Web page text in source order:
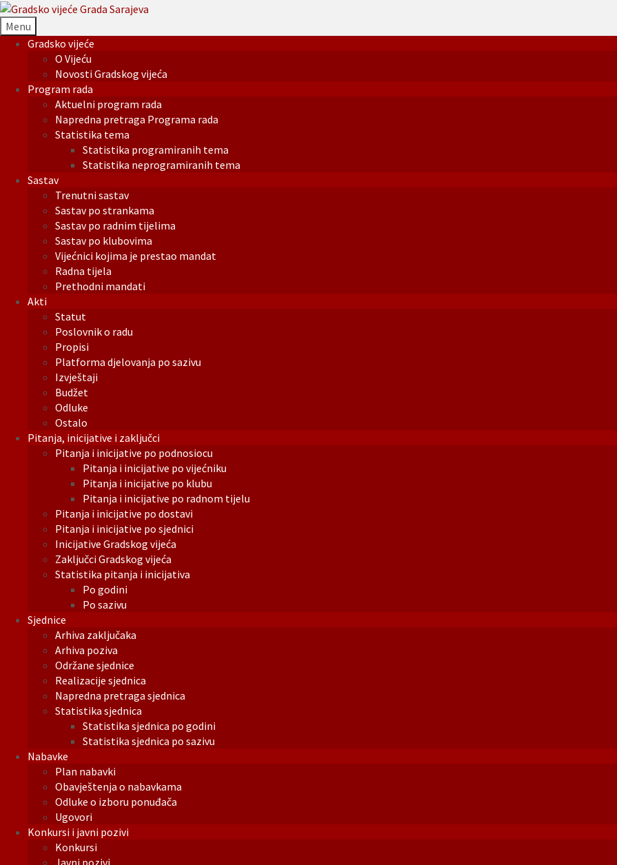
Menu
Gradsko vijeće
O Vijeću
Novosti Gradskog vijeća
Program rada
Aktuelni program rada
Napredna pretraga Programa rada
Statistika tema
Statistika programiranih tema
Statistika neprogramiranih tema
Sastav
Trenutni sastav
Sastav po strankama
Sastav po radnim tijelima
Sastav po klubovima
Vijećnici kojima je prestao mandat
Radna tijela
Prethodni mandati
Akti
Statut
Poslovnik o radu
Propisi
Platforma djelovanja po sazivu
Izvještaji
Budžet
Odluke
Ostalo
Pitanja, inicijative i zaključci
Pitanja i inicijative po podnosiocu
Pitanja i inicijative po vijećniku
Pitanja i inicijative po klubu
Pitanja i inicijative po radnom tijelu
Pitanja i inicijative po dostavi
Pitanja i inicijative po sjednici
Inicijative Gradskog vijeća
Zaključci Gradskog vijeća
Statistika pitanja i inicijativa
Po godini
Po sazivu
Sjednice
Arhiva zaključaka
Arhiva poziva
Održane sjednice
Realizacije sjednica
Napredna pretraga sjednica
Statistika sjednica
Statistika sjednica po godini
Statistika sjednica po sazivu
Nabavke
Plan nabavki
Obavještenja o nabavkama
Odluke o izboru ponuđača
Ugovori
Konkursi i javni pozivi
Konkursi